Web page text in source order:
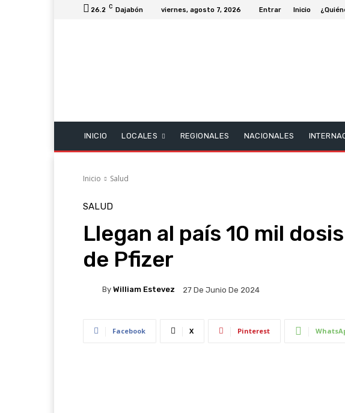
26.2 C Dajabón viernes, agosto 7, 2026 Entrar Inicio
INICIO LOCALES REGIONALES NACIONALES
Inicio Salud
SALUD
Llegan al país 10 mil
de Pfizer
By William Estevez 27 De Junio De 2024
Facebook X Pinterest